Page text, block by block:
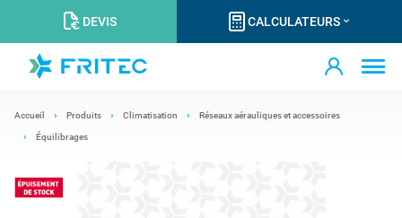
DEVIS CALCULATEURS
Accueil Produits Climatisation Réseaux aérauliques et accessoires
Équilibrages